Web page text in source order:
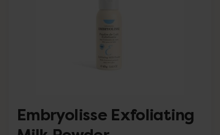
Embryolisse Exfoliating